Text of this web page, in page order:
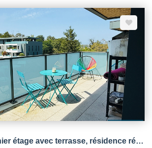
équipée. Côté nuit, deux chambres
garantissant un environnement
y compris lors des périodes animées du
de grands placards de rangement. La
d'un Vélux, permet d'envisager facilement
un espace bureau ou un coin détente
d'un
pratique et plutôt rare en appartement,
à laver, cumulus et rangements, ainsi
avec douche et toilettes indépendants.
ranger tout ce dont vous n'avez pas
au grand grenier de 14m² au sol. Un
et rare sur le secteur, idéal pour
de la vie bayonnaise avec tous les
tout en bénéficiant du calme d'un
Superbe T2 dernier étage avec terrasse, résidence récente